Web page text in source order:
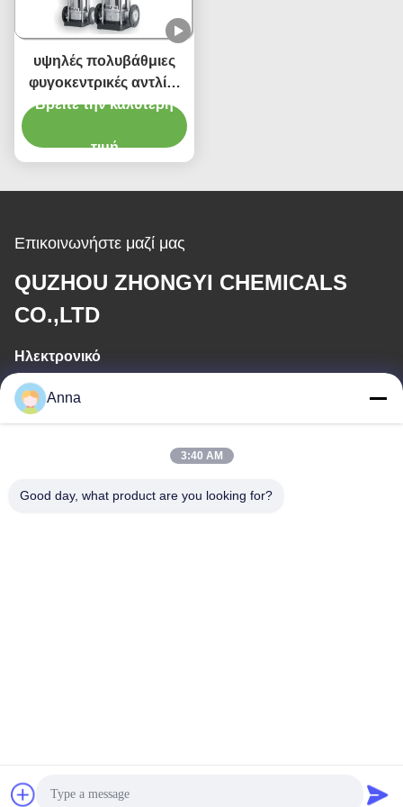
υψηλές πολυβάθμιες
φυγοκεντρικές αντλίες
1.5Kw 380V 415V 220V
Βρείτε την καλύτερη
τιμή
Επικοινωνήστε μαζί μας
QUZHOU ZHONGYI CHEMICALS
CO.,LTD
Ηλεκτρονικό
wfmbeide@163.com
Η διεύθυνσή μας
Πολιτική απορρήτου
Anna
3:40 AM
Good day, what product are you looking for?